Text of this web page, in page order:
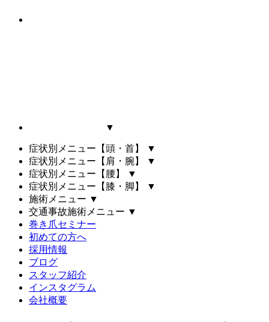
▼
症状別メニュー【頭・首】
▼
症状別メニュー【肩・腕】
▼
症状別メニュー【腰】
▼
症状別メニュー【膝・脚】
▼
施術メニュー ▼
交通事故施術メニュー ▼
巻き爪セミナー
初めての方へ
採用情報
ブログ
スタッフ紹介
インスタグラム
会社概要